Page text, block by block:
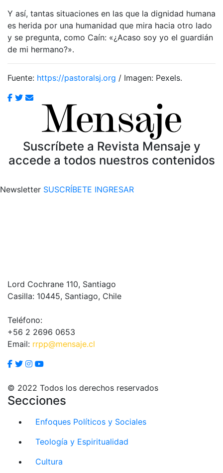
Y así, tantas situaciones en las que la dignidad humana
es herida por una humanidad que mira hacia otro lado
y se pregunta, como Caín: «¿Acaso soy yo el guardián
de mi hermano?».
Fuente: https://pastoralsj.org / Imagen: Pexels.
Suscríbete a Revista Mensaje y
accede a todos nuestros contenidos
Newsletter SUSCRÍBETE INGRESAR
Lord Cochrane 110, Santiago
Casilla: 10445, Santiago, Chile
Teléfono:
+56 2 2696 0653
Email: rrpp@mensaje.cl
© 2022 Todos los derechos reservados
Secciones
Enfoques Políticos y Sociales
Teología y Espiritualidad
Cultura